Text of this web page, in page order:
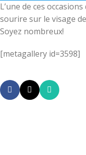
L’une de ces
sourire sur le visage
Soyez nombreux!
[metagallery id=3598]